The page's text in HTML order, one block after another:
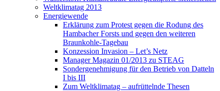
Weltklimatag 2013
Energiewende
Erklärung zum Protest gegen die Rodung des
Hambacher Forsts und gegen den weiteren
Braunkohle-Tagebau
Konzession Invasion – Let’s Netz
Manager Magazin 01/2013 zu STEAG
Sondergenehmigung für den Betrieb von Datteln
I bis III
Zum Weltklimatag – aufrüttelnde Thesen